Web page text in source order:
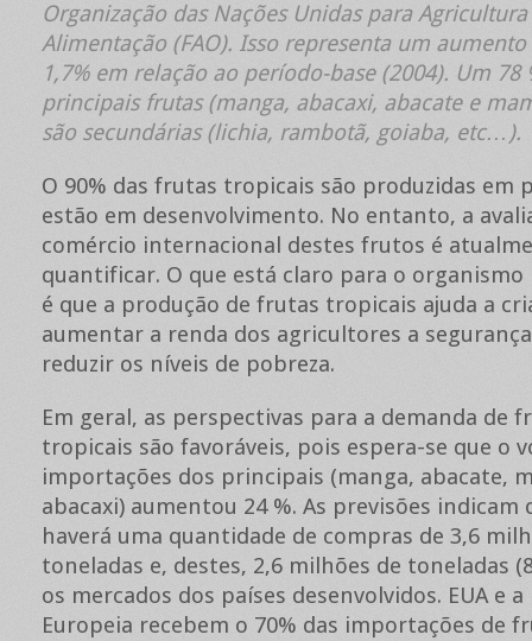
Organização das Nações Unidas para Agricultura
Alimentação (FAO). Isso representa um
1,7% em relação ao período-base (2004). Um 78
principais frutas (manga, abacaxi, abacate e
são secundárias (lichia, rambotã, goiaba, etc…).
O 90% das frutas tropicais são produzidas em
estão em desenvolvimento. No entanto, a
comércio internacional destes frutos é
quantificar. O que está claro para o
é que a produção de frutas tropicais ajuda a
aumentar a renda dos agricultores a
reduzir os níveis de pobreza.
Em geral, as perspectivas para a demanda de
tropicais são favoráveis, pois espera-se que o
importações dos principais (manga, abacate,
abacaxi) aumentou 24 %. As previsões indicam
haverá uma quantidade de compras de 3,6
toneladas e, destes, 2,6 milhões de toneladas
os mercados dos países desenvolvidos. EUA e a
Europeia recebem o 70% das importações de